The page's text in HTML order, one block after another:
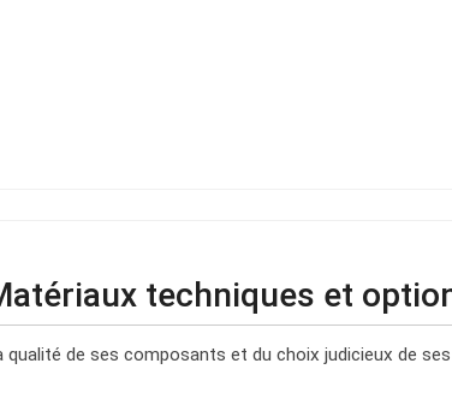
techniques et
de ses composants et du choix judicieux de